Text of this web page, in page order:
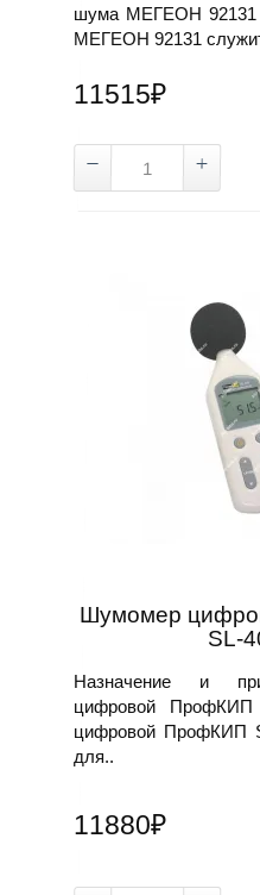
шума МЕГЕОН 92131
МЕГЕОН 92131
11515₽
Шумомер
SL-
Назначение и
цифровой
цифровой ПрофКИП
для..
11880₽